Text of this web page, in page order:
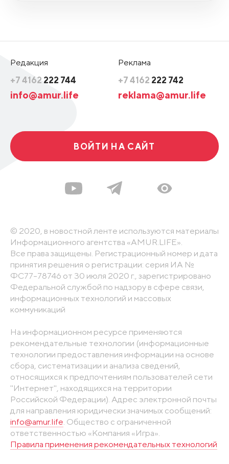
Редакция
+7 4162 222 744
info@amur.life
Реклама
+7 4162 222 742
reklama@amur.life
ВОЙТИ НА САЙТ
© 2020, в новостной ленте используются материалы
Информационного агентства «AMUR.LIFE».
Все права защищены. Регистрационный номер и дата
принятия решения о регистрации: серия ИА №
ФС77-78746 от 30 июля 2020 г., зарегистрировано
Федеральной службой по надзору в сфере связи,
информационных технологий и массовых
коммуникаций
На информационном ресурсе применяются
рекомендательные технологии (информационные
технологии предоставления информации на основе
сбора, систематизации и анализа сведений,
относящихся к предпочтениям пользователей сети
"Интернет", находящихся на территории
Российской Федерации). Адрес электронной почты
для направления юридически значимых сообщений:
info@amur.life . Общество с ограниченной
ответственностью «Компания «Игра».
Правила применения рекомендательных технологий